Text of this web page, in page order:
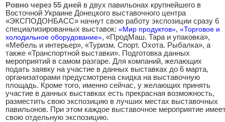
Ровно через 55 дней в двух павильонах крупнейшего в
Восточной Украине Донецкого выставочного центра
«ЭКСПОДОНБАСС» начнут свою работу экспозиции сразу 6
специализированных выставок: «Мир продуктов», «Торговое и
холодильное оборудование», «ПродМаш. Тара и упаковка»,
«Мебель и интерьер», «Туризм. Спорт. Охота. Рыбалка», а
также «Транспортной выставки». Подготовка данных
мероприятий в самом разгаре. Для компаний, желающих
подать заявку на участие в данных выставках до 6 марта,
организаторами предусмотрена скидка на выставочную
площадь. Кроме того, именно сейчас, у желающих принять
участие в данных выставках есть прекрасная возможность,
разместить свою экспозицию в лучших местах выставочных
павильонов. При этом каждое выставочное мероприятие
свою отдельную экспозицию.